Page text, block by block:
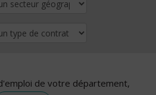
de votre département,